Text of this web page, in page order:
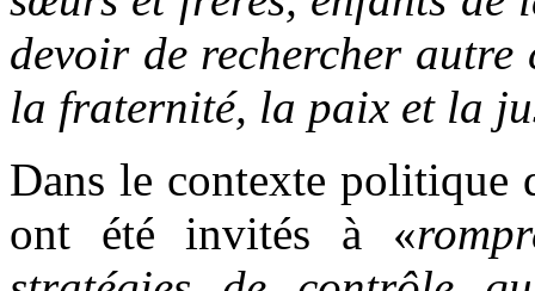
devoir de rechercher
la fraternité, la paix et la
Dans le contexte politique
ont été invités à «